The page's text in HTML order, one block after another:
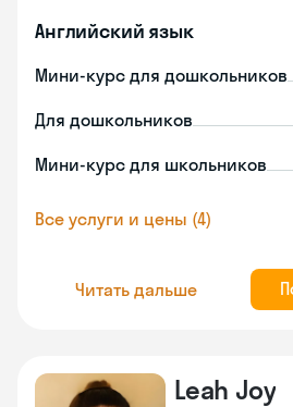
Английский язык
Мини-курс для дошкольников
Для дошкольников
Мини-курс для школьников
Все услуги и цены (4)
Читать дальше
Leah Joy